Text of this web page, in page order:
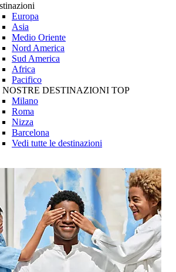
Europa
Asia
Medio Oriente
Nord America
Sud America
Africa
Pacifico
NOSTRE DESTINAZIONI TOP
Milano
Roma
Nizza
Barcelona
Vedi tutte le destinazioni